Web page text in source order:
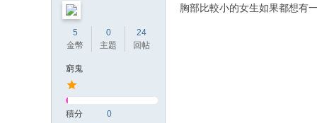
5
金幣
0
主題
24
回帖
窮鬼
積分 0
胸部比較小的女生如果都想有